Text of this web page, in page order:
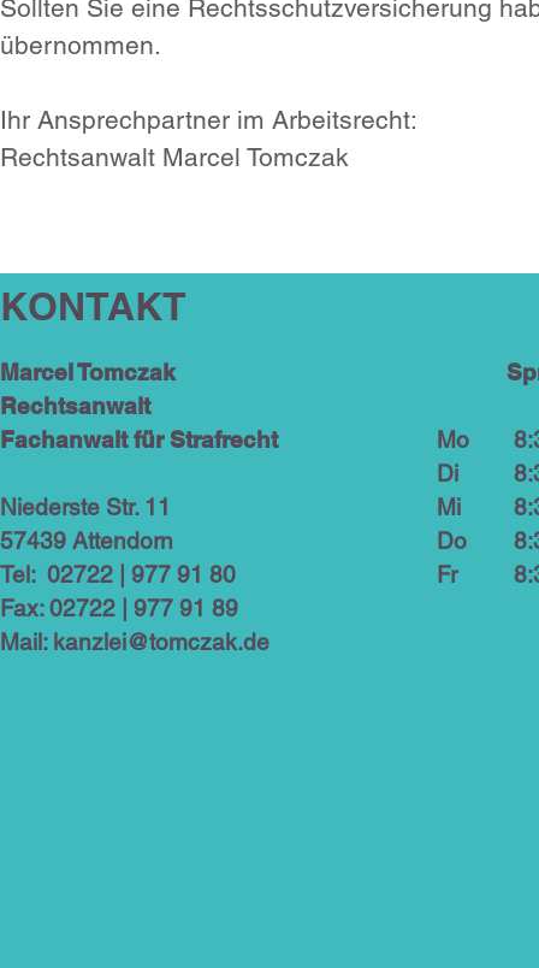
Sollten Sie eine Rechtsschutzversicherung
übernommen.
Ihr Ansprechpartner im Arbeitsrecht:
Rechtsanwalt Marcel Tomczak
KONTAKT
Marcel Tomczak
Rechtsanwalt
Fachanwalt für Strafrecht
Niederste Str. 11
57439 Attendorn
Tel: 02722 | 977 91 80
Fax: 02722 | 977 91 89
Mail: kanzlei@tomczak.de